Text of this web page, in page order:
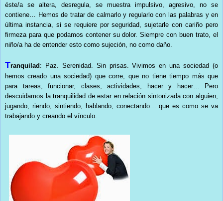
éste/a se altera, desregula, se muestra impulsivo, agresivo, no se
contiene… Hemos de tratar de calmarlo y regularlo con las palabras y en
última instancia, si se requiere por seguridad, sujetarle con cariño pero
firmeza para que podamos contener su dolor. Siempre con buen trato, el
niño/a ha de entender esto como sujeción, no como daño.
Tranquilad : Paz. Serenidad. Sin prisas. Vivimos en una sociedad (o
hemos creado una sociedad) que corre, que no tiene tiempo más que
para tareas, funcionar, clases, actividades, hacer y hacer… Pero
descuidamos la tranquilidad de estar en relación sintonizada con alguien,
jugando, riendo, sintiendo, hablando, conectando… que es como se va
trabajando y creando el vínculo.